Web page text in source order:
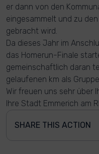
er dann von den
eingesammelt und zu
gebracht wird.
Da dieses Jahr im
das Homerun-Finale
gemeinschaftlich daran
gelaufenen km als
Wir freuen uns sehr über
Ihre Stadt Emmerich am
SHARE THIS ACTION